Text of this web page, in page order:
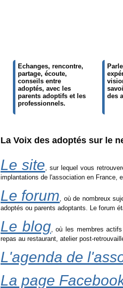
Echanges, rencontre,
partage, écoute,
conseils entre
adoptés, avec les
parents adoptifs et les
professionnels.
des
La Voix des adoptés sur le
Le site, sur lequel vous
implantations de l'association en France,
Le forum, où de nombreux
adoptés ou parents adoptants. Le forum
Le blog, où les membres
repas au restaurant, atelier post-
L'agenda de
La page